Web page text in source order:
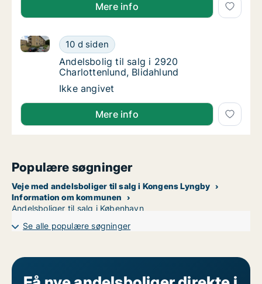
Mere info
Andelsbolig til salg i 2920 Charlottenlund,
10 d siden
Andelsbolig til salg i 2920 Charlottenlund, Blidahlund
Andelsbolig til salg i 2920 Charlottenlund,
Andelsbolig til salg i 2920
Charlottenlund, Blidahlund
Andelsbolig til salg i 2920 Charlottenlund,
Ikke angivet
Mere info
Populære søgninger
Veje med andelsboliger til salg i Kongens Lyngby
Information om kommunen
Andelsboliger til salg i København
Se alle populære søgninger